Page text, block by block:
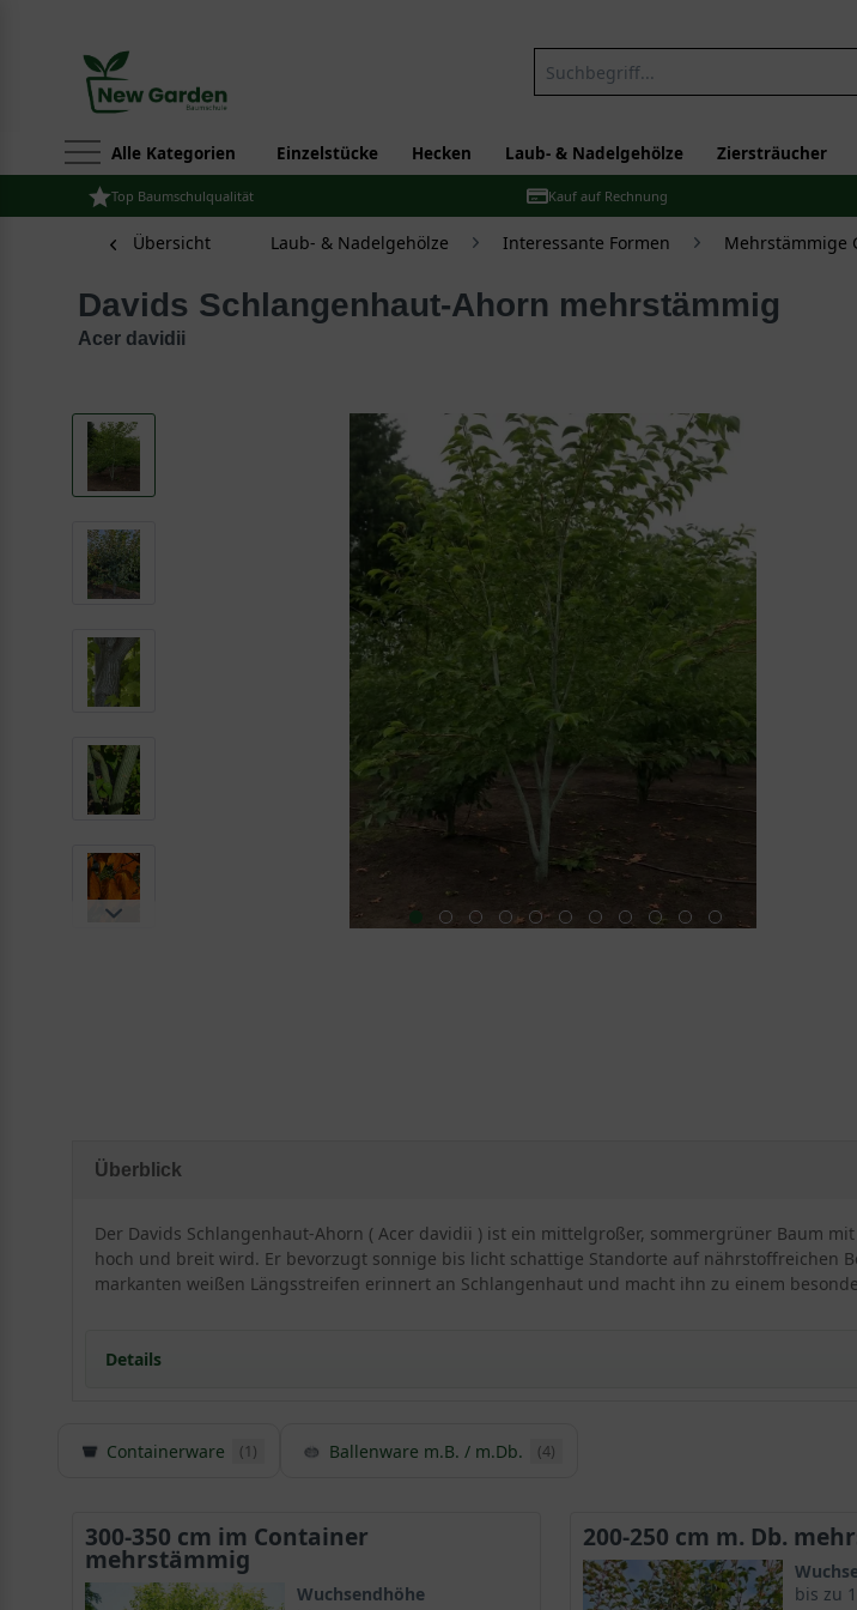
Alle Kategorien Einzelstücke Hecken Laub- & Nadelgehölze Ziersträucher
Top Baumschulqualität Kauf auf Rechnung
Übersicht Laub- & Nadelgehölze Interessante Formen Mehrstämmige
Davids Schlangenhaut-Ahorn mehrstämmig
Acer davidii
Überblick
Der Davids Schlangenhaut-Ahorn ( Acer davidii ) ist ein mittelgroßer, sommergrüner Baum
hoch und breit wird. Er bevorzugt sonnige bis licht schattige Standorte auf nährstoffreichen
markanten weißen Längsstreifen erinnert an Schlangenhaut und macht ihn zu einem
Details
Herkunft und Besonderheiten des Davids-Ahorn
Mischwälder in gebirgigen Gegenden. Er wächst dort in Höhenlagen von 1000 bis 3000
Priester Armand David, der als Missionar in Mittelchina tätig war. Im Mitteleuropäischen
Containerware (1) Ballenware m.B. / m.Db. (4)
300-350 cm im Container
mehrstämmig
Wuchsendhöhe
200-250 cm m. Db.
bis zu